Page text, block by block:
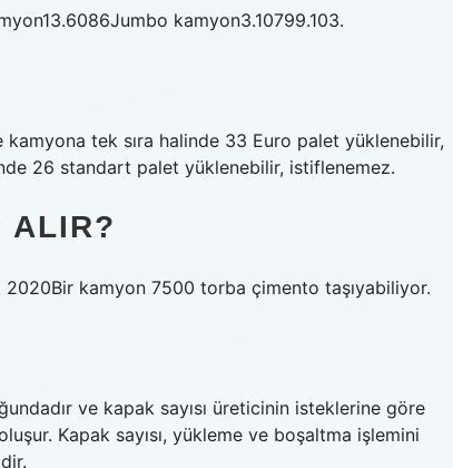
kamyon3.10799.103.
tek sıra halinde 33 Euro palet yüklenebilir,
26 standart palet yüklenebilir, istiflenemez.
ALIR?
kamyon 7500 torba çimento taşıyabiliyor.
ve kapak sayısı üreticinin isteklerine göre
Kapak sayısı, yükleme ve boşaltma işlemini